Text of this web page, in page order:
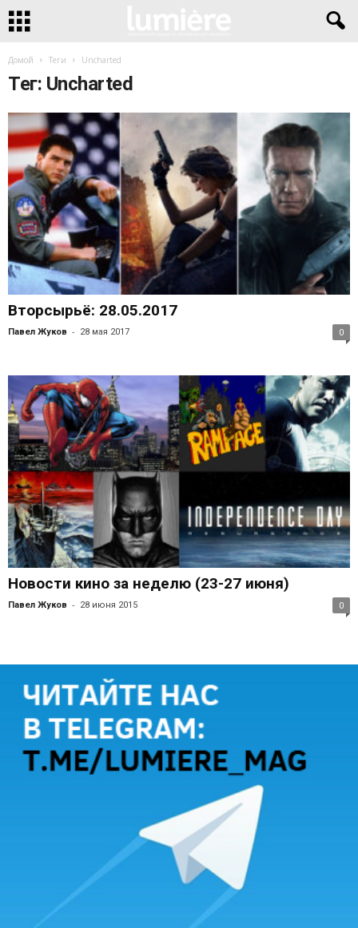
Домой Теги Uncharted
Тег: Uncharted
Вторсырьё: 28.05.2017
Павел Жуков - 28 мая 2017 0
Новости кино за неделю (23-27 июня)
Павел Жуков - 28 июня 2015 0